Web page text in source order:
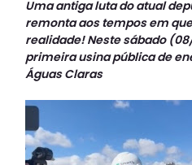
Uma antiga luta do atual
remonta aos tempos em
realidade! Neste sábado
primeira usina pública de
Águas Claras